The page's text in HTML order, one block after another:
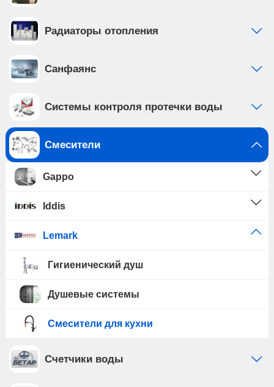
Радиаторы отопления
Санфаянс
Системы контроля протечки воды
Смесители
Gappo
Iddis
Lemark
Гигиенический душ
Душевые системы
Смесители для кухни
Счетчики воды